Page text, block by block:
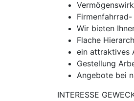
Firmenfahrrad-
Wir bieten
Flache
ein attraktives
Gestellung
Angebote bei
INTERESSE